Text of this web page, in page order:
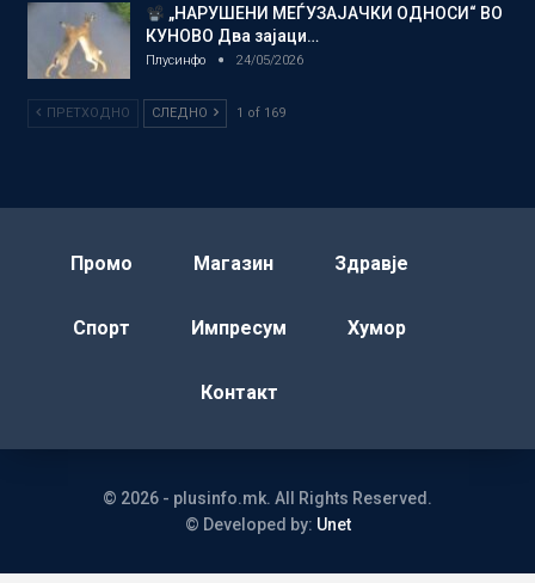
„НАРУШЕНИ МЕЃУЗАЈАЧКИ ОДНОСИ“ ВО
КУНОВО Два зајаци…
Плусинфо 24/05/2026
ПРЕТХОДНО СЛЕДНО 1 of 169
Промо Магазин Здравје
Спорт Импресум Хумор
Контакт
© 2026 - plusinfo.mk. All Rights Reserved.
© Developed by: Unet